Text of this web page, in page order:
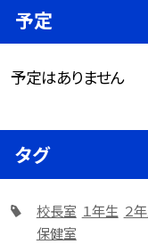
予定
予定はありません
タグ
校長室 １年生 ２
保健室